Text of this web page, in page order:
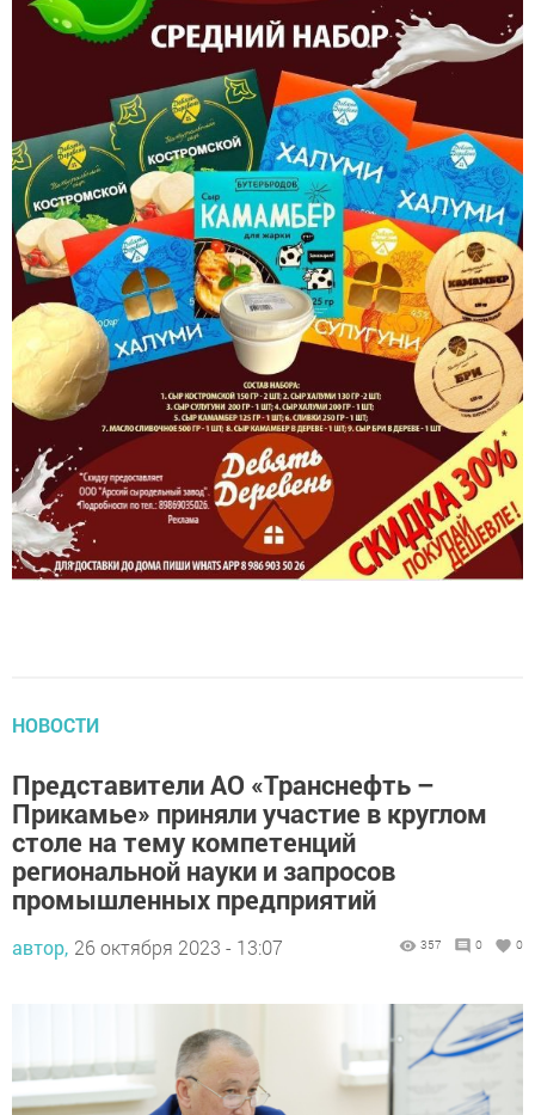
Представители АО «Транснефть –
Прикамье» приняли участие в круглом
столе на тему компетенций
региональной науки и запросов
промышленных предприятий